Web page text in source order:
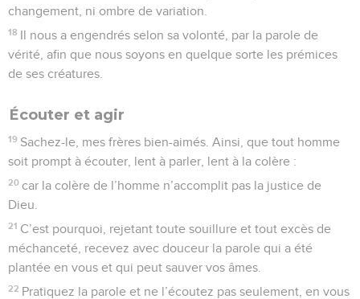
changement, ni ombre de variation.
18 Il nous a engendrés selon sa volonté, par la parole de
vérité, afin que nous soyons en quelque sorte les prémices
de ses créatures.
Écouter et agir
19 Sachez-le, mes frères bien-aimés. Ainsi, que tout homme
soit prompt à écouter, lent à parler, lent à la colère :
20 car la colère de l’homme n’accomplit pas la justice de
Dieu.
21 C’est pourquoi, rejetant toute souillure et tout excès de
méchanceté, recevez avec douceur la parole qui a été
plantée en vous et qui peut sauver vos âmes.
22 Pratiquez la parole et ne l’écoutez pas seulement, en vous